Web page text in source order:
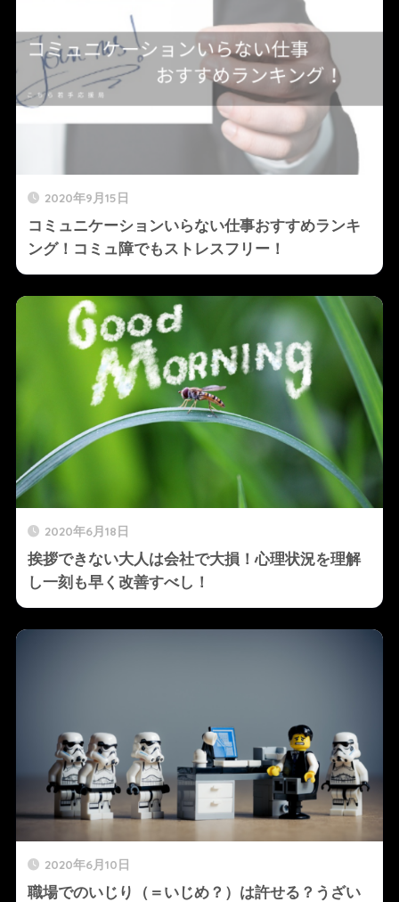
2020年9月15日
コミュニケーションいらない仕事おすすめランキ
ング！コミュ障でもストレスフリー！
2020年6月18日
挨拶できない大人は会社で大損！心理状況を理解
し一刻も早く改善すべし！
2020年6月10日
職場でのいじり（＝いじめ？）は許せる？うざい